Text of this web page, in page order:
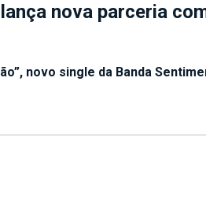
nova parceria
novo single da Banda